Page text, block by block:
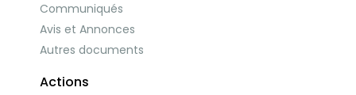
Communiqués
Avis et Annonces
Autres documents
Actions